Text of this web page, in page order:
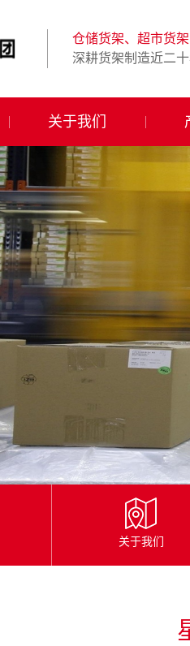
仓储货架、超市货
深耕货架制造近二
关于我们
关于我们